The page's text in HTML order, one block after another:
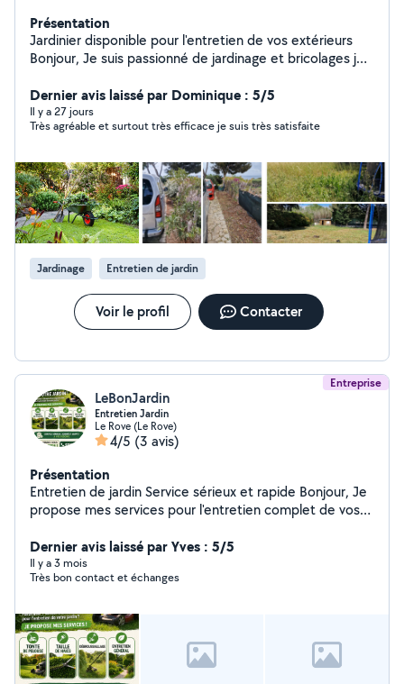
Présentation
Jardinier disponible pour l'entretien de vos extérieurs
Bonjour, Je suis passionné de jardinage et bricolages je
votre bricolage : Tonte de pelouse Taille de haies et
arbustes Désherbage Entretien général du jardin Petits
travaux de débroussaillage Nettoyage terrasse au
soigné, ponctuel et sérieux. N'hésitez pas à me
contacter pour un devis ou toute question. Nous
assurons également le ménage chez le particulier Airbnb
et entreprise
Dernier avis laissé par Dominique : 5/5
Il y a 27 jours
Très agréable et surtout très efficace je suis très satisfaite
Jardinage Entretien de jardin
Voir le profil Contacter
Entreprise
LeBonJardin
Entretien Jardin
Le Rove (Le Rove)
4/5 (3 avis)
Présentation
Entretien de jardin Service sérieux et rapide Bonjour, Je
propose mes services pour l'entretien complet de vos
Débroussaillage Entretien général du jardin Nettoyage
haute pression (terrasses, allées) Petits travaux de
plantation Travail soigné, efficace et adapté à vos
Marignane, Rognac, Velaux, La Fare-les-Oliviers, Aix-en-
Provence, Istres, Carry Le Rouet, Martigues N'hésitez
pas à me contacter pour un devis gratuit et rapide
Dernier avis laissé par Yves : 5/5
Il y a 3 mois
Très bon contact et échanges